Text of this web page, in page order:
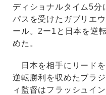
ディショナルタイム5分
パスを受けたガブリエ
ール。2ー1と日本を逆
めた。
日本を相手にリード
逆転勝利を収めたブラ
ィ監督はフラッシュイ